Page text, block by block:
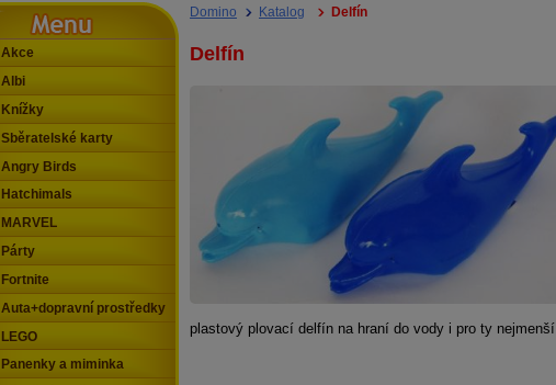
Domino Katalog Delfín
Delfín
plastový plovací delfín na hraní do vody i pro ty nejmenší
Menu
Akce
Albi
Knížky
Sběratelské karty
Angry Birds
Hatchimals
MARVEL
Párty
Fortnite
Auta+dopravní prostředky
LEGO
Panenky a miminka